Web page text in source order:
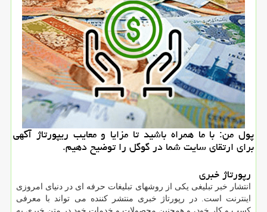
پول من: با ما همراه باشید تا مزایا و معایب ریپورتاژ آگهی
برای ارتقای سایت شما در گوگل را توضیح دهیم.
رپورتاژ خبری
انتشار خبر تبلیغی یکی از روشهای تبلیغات حرفه ای در دنیای امروزی
اینترنت است. در رپورتاژ خبری منتشر کننده می تواند با معرفی
کسب و کار خود، و همچنین محصولات و خدمات خود در متن خبری به